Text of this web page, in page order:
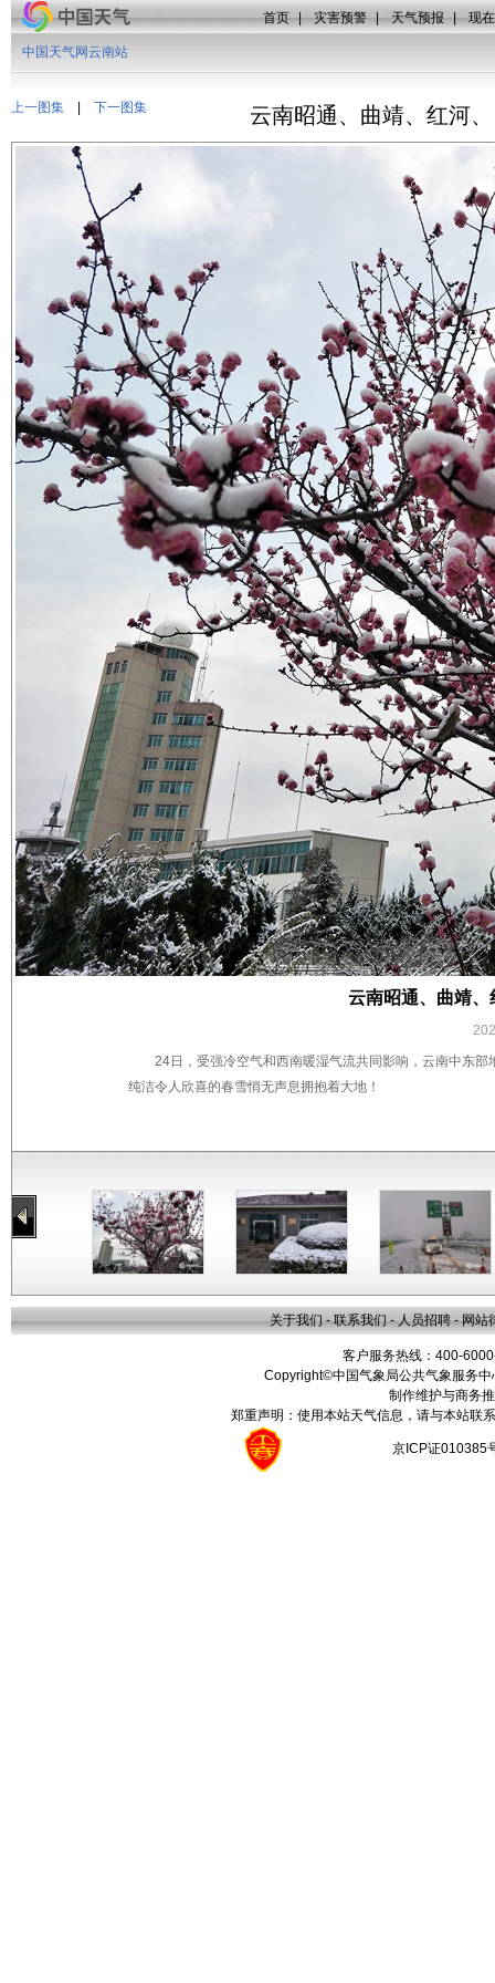
首页 | 灾害预警 | 天气预报 | 现
上一图集 下一图集
中国天气网云南站
云南昭通、曲靖、红河
云南昭通、曲靖
24日，受强冷空气和西南暖湿气流共同影响，云南中东
纯洁令人欣喜的春雪悄无声息拥抱着大地！
关于我们 - 联系我们 - 人员招聘 - 网站
客户服务热线：400-
Copyright©中国气象局公共气象服务
制作维护与商务
郑重声明：使用本站天气信息，请与本站联
京ICP证010385